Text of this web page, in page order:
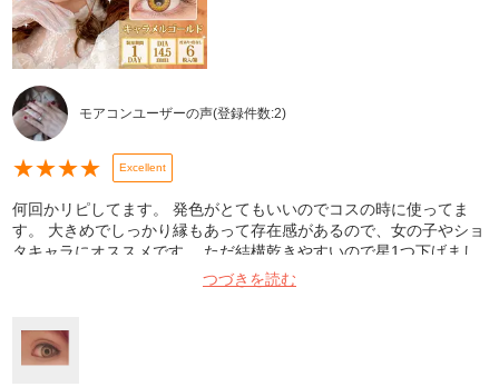
モアコンユーザーの声(登録件数:2)
★★★★ Excellent
何回かリピしてます。 発色がとてもいいのでコスの時に使ってま
す。 大きめでしっかり縁もあって存在感があるので、女の子やショ
タキャラにオススメです。 ただ結構乾きやすいので星1つ下げまし
つづきを読む